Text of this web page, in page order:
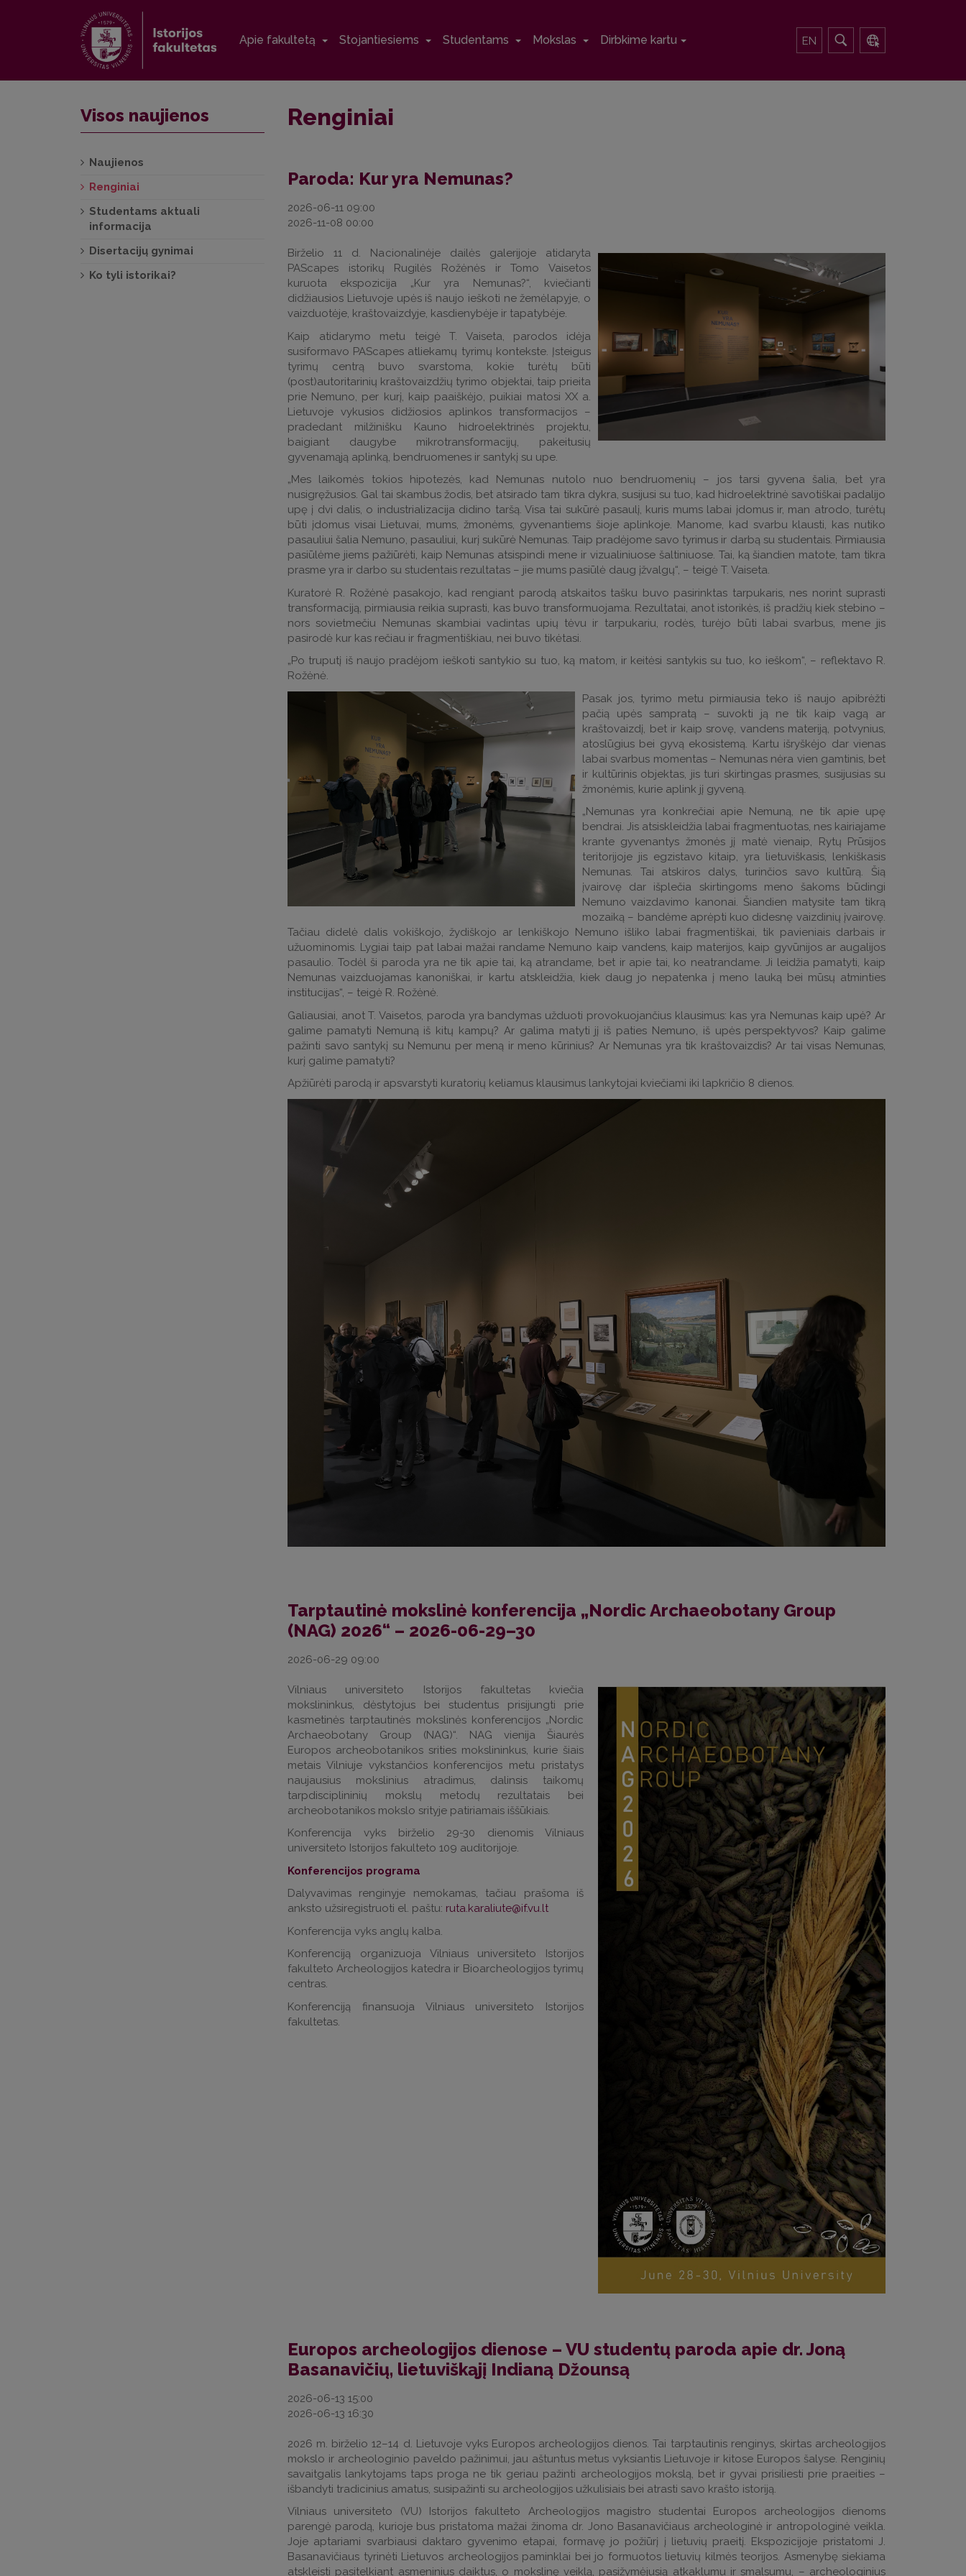
Apie fakultetą Stojantiesiems Studentams Mokslas Dirbkime kartu EN
Renginiai
Paroda: Kur yra Nemunas?
2026-06-11 09:00
2026-11-08 00:00
Birželio 11 d. Nacionalinėje dailės galerijoje atidaryta
PAScapes istorikų Rugilės Rožėnės ir Tomo Vaisetos
kuruota ekspozicija „Kur yra Nemunas?“, kviečianti
didžiausios Lietuvoje upės iš naujo ieškoti ne žemėlapyje, o
vaizduotėje, kraštovaizdyje, kasdienybėje ir tapatybėje.
Kaip atidarymo metu teigė T. Vaiseta, parodos idėja
susiformavo PAScapes atliekamų tyrimų kontekste. Įsteigus
tyrimų centrą buvo svarstoma, kokie turėtų būti
(post)autoritarinių kraštovaizdžių tyrimo objektai, taip prieita
prie Nemuno, per kurį, kaip paaiškėjo, puikiai matosi XX a.
Lietuvoje vykusios didžiosios aplinkos transformacijos –
pradedant milžinišku Kauno hidroelektrinės projektu,
baigiant daugybe mikrotransformacijų, pakeitusių
gyvenamąją aplinką, bendruomenes ir santykį su upe.
„Mes laikomės tokios hipotezės, kad Nemunas nutolo nuo bendruomenių – jos tarsi gyvena šalia, bet yra
nusigręžusios. Gal tai skambus žodis, bet atsirado tam tikra dykra, susijusi su tuo, kad hidroelektrinė savotiškai padalijo
upę į dvi dalis, o industrializacija didino taršą. Visa tai sukūrė pasaulį, kuris mums labai įdomus ir, man atrodo, turėtų
būti įdomus visai Lietuvai, mums, žmonėms, gyvenantiems šioje aplinkoje. Manome, kad svarbu klausti, kas nutiko
pasauliui šalia Nemuno, pasauliui, kurį sukūrė Nemunas. Taip pradėjome savo tyrimus ir darbą su studentais. Pirmiausia
pasiūlėme jiems pažiūrėti, kaip Nemunas atsispindi mene ir vizualiniuose šaltiniuose. Tai, ką šiandien matote, tam tikra
prasme yra ir darbo su studentais rezultatas – jie mums pasiūlė daug įžvalgų“, – teigė T. Vaiseta.
Kuratorė R. Rožėnė pasakojo, kad rengiant parodą atskaitos tašku buvo pasirinktas tarpukaris, nes norint suprasti
transformaciją, pirmiausia reikia suprasti, kas buvo transformuojama. Rezultatai, anot istorikės, iš pradžių kiek stebino –
nors sovietmečiu Nemunas skambiai vadintas upių tėvu ir tarpukariu, rodės, turėjo būti labai svarbus, mene jis
pasirodė kur kas rečiau ir fragmentiškiau, nei buvo tikėtasi.
„Po truputį iš naujo pradėjom ieškoti santykio su tuo, ką matom, ir keitėsi santykis su tuo, ko ieškom“, – reflektavo R.
Rožėnė.
Pasak jos, tyrimo metu pirmiausia teko iš naujo apibrėžti
pačią upės sampratą – suvokti ją ne tik kaip vagą ar
kraštovaizdį, bet ir kaip srovę, vandens materiją, potvynius,
atoslūgius bei gyvą ekosistemą. Kartu išryškėjo dar vienas
labai svarbus momentas – Nemunas nėra vien gamtinis, bet
ir kultūrinis objektas, jis turi skirtingas prasmes, susijusias su
žmonėmis, kurie aplink jį gyveną.
„Nemunas yra konkrečiai apie Nemuną, ne tik apie upę
bendrai. Jis atsiskleidžia labai fragmentuotas, nes kairiajame
krante gyvenantys žmonės jį matė vienaip, Rytų Prūsijos
teritorijoje jis egzistavo kitaip, yra lietuviškasis, lenkiškasis
Nemunas. Tai atskiros dalys, turinčios savo kultūrą. Šią
įvairovę dar išplečia skirtingoms meno šakoms būdingi
Nemuno vaizdavimo kanonai. Šiandien matysite tam tikrą
mozaiką – bandėme aprėpti kuo didesnę vaizdinių įvairovę.
Tačiau didelė dalis vokiškojo, žydiškojo ar lenkiškojo Nemuno išliko labai fragmentiškai, tik pavieniais darbais ir
užuominomis. Lygiai taip pat labai mažai randame Nemuno kaip vandens, kaip materijos, kaip gyvūnijos ar augalijos
pasaulio. Todėl ši paroda yra ne tik apie tai, ką atrandame, bet ir apie tai, ko neatrandame. Ji leidžia pamatyti, kaip
Nemunas vaizduojamas kanoniškai, ir kartu atskleidžia, kiek daug jo nepatenka į meno lauką bei mūsų atminties
institucijas“, – teigė R. Rožėnė.
Galiausiai, anot T. Vaisetos, paroda yra bandymas užduoti provokuojančius klausimus: kas yra Nemunas kaip upė? Ar
galime pamatyti Nemuną iš kitų kampų? Ar galima matyti jį iš paties Nemuno, iš upės perspektyvos? Kaip galime
pažinti savo santykį su Nemunu per meną ir meno kūrinius? Ar Nemunas yra tik kraštovaizdis? Ar tai visas Nemunas,
kurį galime pamatyti?
Apžiūrėti parodą ir apsvarstyti kuratorių keliamus klausimus lankytojai kviečiami iki lapkričio 8 dienos.
Tarptautinė mokslinė konferencija „Nordic Archaeobotany Group
(NAG) 2026“ – 2026-06-29–30
2026-06-29 09:00
Vilniaus universiteto Istorijos fakultetas kviečia
mokslininkus, dėstytojus bei studentus prisijungti prie
kasmetinės tarptautinės mokslinės konferencijos „Nordic
Archaeobotany Group (NAG)“. NAG vienija Šiaurės
Europos archeobotanikos srities mokslininkus, kurie šiais
metais Vilniuje vykstančios konferencijos metu pristatys
naujausius mokslinius atradimus, dalinsis taikomų
tarpdisciplininių mokslų metodų rezultatais bei
archeobotanikos mokslo srityje patiriamais iššūkiais.
Konferencija vyks birželio 29-30 dienomis Vilniaus
universiteto Istorijos fakulteto 109 auditorijoje.
Konferencijos programa
Dalyvavimas renginyje nemokamas, tačiau prašoma iš
anksto užsiregistruoti el. paštu:
Konferencija vyks anglų kalba.
Konferenciją organizuoja Vilniaus universiteto Istorijos
fakulteto Archeologijos katedra ir Bioarcheologijos tyrimų
centras.
Konferenciją finansuoja Vilniaus universiteto Istorijos
fakultetas.
Europos archeologijos dienose – VU studentų paroda apie dr. Joną
Basanavičių, lietuviškąjį Indianą Džounsą
2026-06-13 15:00
2026-06-13 16:30
2026 m. birželio 12–14 d. Lietuvoje vyks Europos archeologijos dienos. Tai tarptautinis renginys, skirtas archeologijos
mokslo ir archeologinio paveldo pažinimui, jau aštuntus metus vyksiantis Lietuvoje ir kitose Europos šalyse. Renginių
savaitgalis lankytojams taps proga ne tik geriau pažinti archeologijos mokslą, bet ir gyvai prisiliesti prie praeities –
išbandyti tradicinius amatus, susipažinti su archeologijos užkulisiais bei atrasti savo krašto istoriją.
Vilniaus universiteto (VU) Istorijos fakulteto Archeologijos magistro studentai Europos archeologijos dienoms
parengė parodą, kurioje bus pristatoma mažai žinoma dr. Jono Basanavičiaus archeologinė ir antropologinė veikla.
Joje aptariami svarbiausi daktaro gyvenimo etapai, formavę jo požiūrį į lietuvių praeitį. Ekspozicijoje pristatomi J.
Basanavičiaus tyrinėti Lietuvos archeologijos paminklai bei jo formuotos lietuvių kilmės teorijos. Asmenybę siekiama
atskleisti pasitelkiant asmeninius daiktus, o mokslinę veiklą, pasižymėjusią atkaklumu ir smalsumu, – archeologinius
Visos naujienos
Naujienos
Renginiai
Studentams aktuali
informacija
Disertacijų gynimai
Ko tyli istorikai?